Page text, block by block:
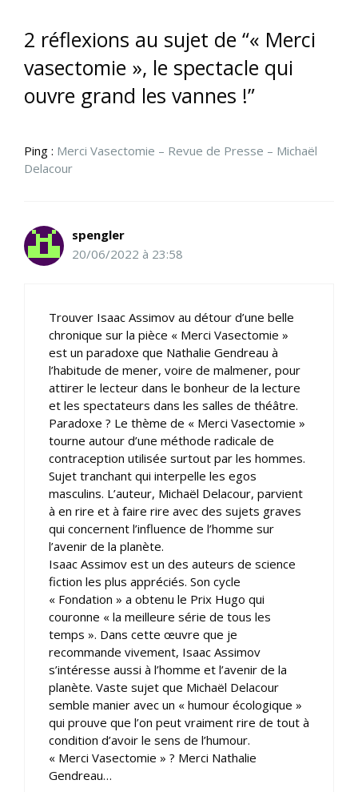
2 réflexions au sujet de “« Merci
vasectomie », le spectacle qui
ouvre grand les vannes !”
Ping : Merci Vasectomie – Revue de Presse – Michaël
Delacour
spengler
20/06/2022 à 23:58
Trouver Isaac Assimov au détour d’une belle
chronique sur la pièce « Merci Vasectomie »
est un paradoxe que Nathalie Gendreau à
l’habitude de mener, voire de malmener, pour
attirer le lecteur dans le bonheur de la lecture
et les spectateurs dans les salles de théâtre.
Paradoxe ? Le thème de « Merci Vasectomie »
tourne autour d’une méthode radicale de
contraception utilisée surtout par les hommes.
Sujet tranchant qui interpelle les egos
masculins. L’auteur, Michaël Delacour, parvient
à en rire et à faire rire avec des sujets graves
qui concernent l’influence de l’homme sur
l’avenir de la planète.
Isaac Assimov est un des auteurs de science
fiction les plus appréciés. Son cycle
« Fondation » a obtenu le Prix Hugo qui
couronne « la meilleure série de tous les
temps ». Dans cette œuvre que je
recommande vivement, Isaac Assimov
s’intéresse aussi à l’homme et l’avenir de la
planète. Vaste sujet que Michaël Delacour
semble manier avec un « humour écologique »
qui prouve que l’on peut vraiment rire de tout à
condition d’avoir le sens de l’humour.
« Merci Vasectomie » ? Merci Nathalie
Gendreau…